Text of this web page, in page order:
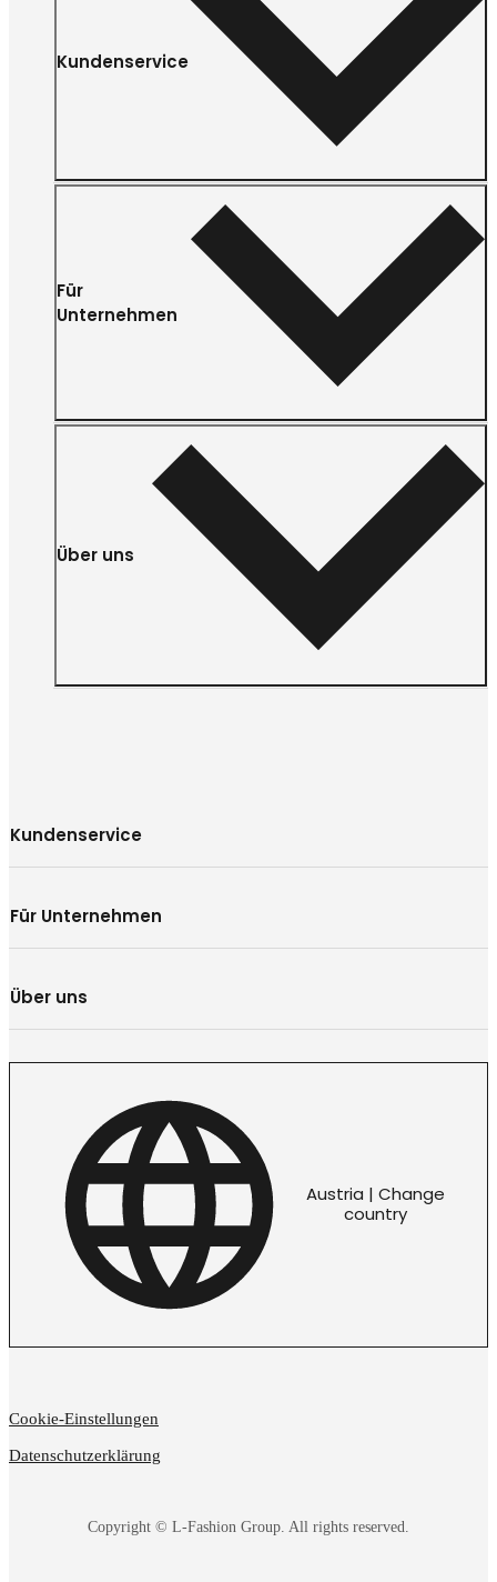
Kundenservice
Für
Unternehmen
Über uns
Kundenservice
Für Unternehmen
Über uns
Austria | Change
country
Copyright © L-Fashion Group. All rights reserved.
Cookie-Einstellungen
Datenschutzerklärung